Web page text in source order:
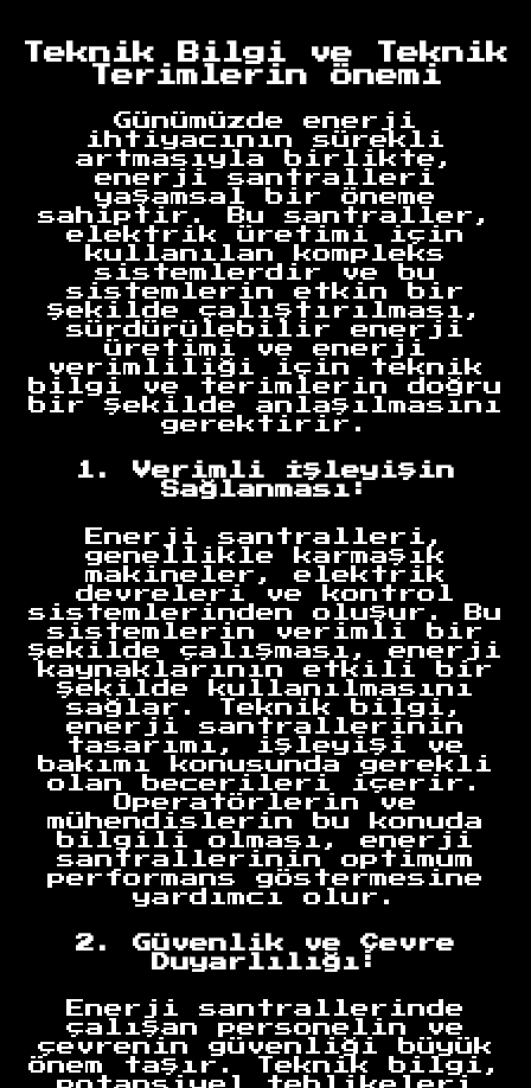
Teknik Bilgi ve Teknik
Terimlerin Önemi
Günümüzde enerji
ihtiyacının sürekli
artmasıyla birlikte,
enerji santralleri
yaşamsal bir öneme
sahiptir. Bu santraller,
elektrik üretimi için
kullanılan kompleks
sistemlerdir ve bu
sistemlerin etkin bir
şekilde çalıştırılması,
sürdürülebilir enerji
üretimi ve enerji
verimliliği için teknik
bilgi ve terimlerin doğru
bir şekilde anlaşılmasını
gerektirir.
1. Verimli İşleyişin
Sağlanması:
Enerji santralleri,
genellikle karmaşık
makineler, elektrik
devreleri ve kontrol
sistemlerinden oluşur. Bu
sistemlerin verimli bir
şekilde çalışması, enerji
kaynaklarının etkili bir
şekilde kullanılmasını
sağlar. Teknik bilgi,
enerji santrallerinin
tasarımı, işleyişi ve
bakımı konusunda gerekli
olan becerileri içerir.
Operatörlerin ve
mühendislerin bu konuda
bilgili olması, enerji
santrallerinin optimum
performans göstermesine
yardımcı olur.
2. Güvenlik ve Çevre
Duyarlılığı:
Enerji santrallerinde
çalışan personelin ve
çevrenin güvenliği büyük
önem taşır. Teknik bilgi,